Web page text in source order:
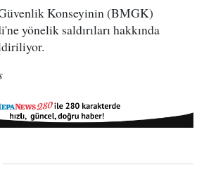
Konseyinin (BMGK)
yönelik saldırıları hakkında